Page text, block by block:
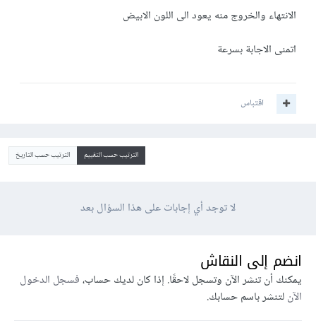
الانتهاء والخروج منه يعود الى اللون الابيض
اتمنى الاجابة بسرعة
اقتباس
الترتيب حسب التقييم الترتيب حسب التاريخ
لا توجد أي إجابات على هذا السؤال بعد
انضم إلى النقاش
يمكنك أن تنشر الآن وتسجل لاحقًا. إذا كان لديك حساب،فسجل الدخول
الآنلتنشر باسم حسابك.